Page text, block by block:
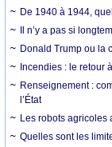
De 1940 à 1944,
Il n’y a pas si
Donald Trump ou la
Incendies : le retour
Renseignement :
l’État
Les robots agricoles
Quelles sont les